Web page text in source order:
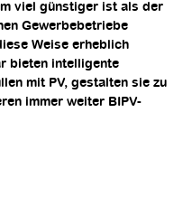
viel günstiger ist als der
Gewerbebetriebe
Weise erheblich
bieten intelligente
mit PV, gestalten sie zu
immer weiter BIPV-